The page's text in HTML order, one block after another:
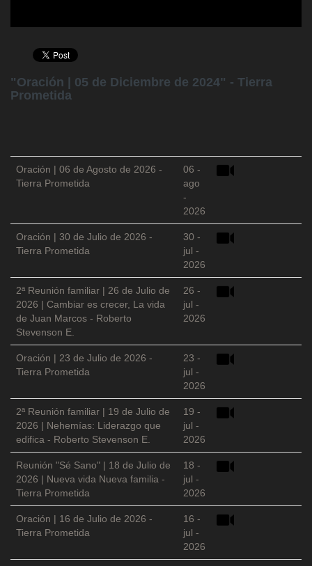
"Oración | 05 de Diciembre de 2024" - Tierra
Prometida
Oración | 06 de Agosto de 2026 -
Tierra Prometida
06 -
ago
-
2026
Oración | 30 de Julio de 2026 -
Tierra Prometida
30 -
jul -
2026
2ª Reunión familiar | 26 de Julio de
2026 | Cambiar es crecer, La vida
de Juan Marcos - Roberto
Stevenson E.
26 -
jul -
2026
Oración | 23 de Julio de 2026 -
Tierra Prometida
23 -
jul -
2026
2ª Reunión familiar | 19 de Julio de
2026 | Nehemías: Liderazgo que
edifica - Roberto Stevenson E.
19 -
jul -
2026
Reunión "Sé Sano" | 18 de Julio de
2026 | Nueva vida Nueva familia -
Tierra Prometida
18 -
jul -
2026
Oración | 16 de Julio de 2026 -
Tierra Prometida
16 -
jul -
2026